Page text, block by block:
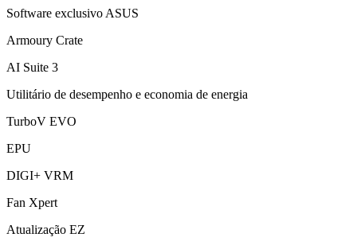
Software exclusivo ASUS
Armoury Crate
AI Suite 3
Utilitário de desempenho e economia de energia
TurboV EVO
EPU
DIGI+ VRM
Fan Xpert
Atualização EZ